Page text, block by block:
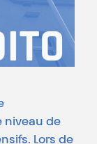
niveau de
Lors de